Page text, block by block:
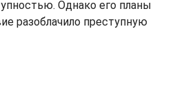
Однако его планы
разоблачило преступную